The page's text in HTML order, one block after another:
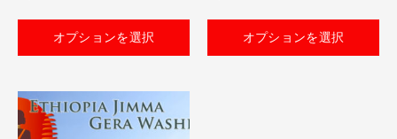
オプションを選択 オプションを選択